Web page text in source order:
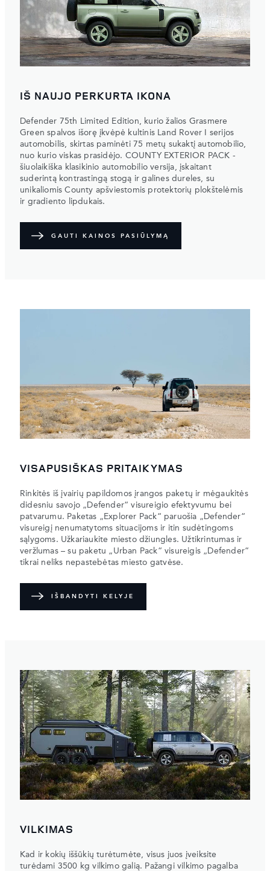
IŠ NAUJO PERKURTA IKONA
Defender 75th Limited Edition, kurio žalios Grasmere
Green spalvos išorę įkvėpė kultinis Land Rover I serijos
automobilis, skirtas paminėti 75 metų sukaktį automobilio,
nuo kurio viskas prasidėjo. COUNTY EXTERIOR PACK -
šiuolaikiška klasikinio automobilio versija, įskaitant
suderintą kontrastingą stogą ir galines dureles, su
unikaliomis County apšviestomis protektorių plokštelėmis
ir gradiento lipdukais.
GAUTI KAINOS PASIŪLYMĄ
VISAPUSIŠKAS PRITAIKYMAS
Rinkitės iš įvairių papildomos įrangos paketų ir mėgaukitės
didesniu savojo „Defender“ visureigio efektyvumu bei
patvarumu. Paketas „Explorer Pack“ paruošia „Defender“
visureigį nenumatytoms situacijoms ir itin sudėtingoms
sąlygoms. Užkariaukite miesto džiungles. Užtikrintumas ir
veržlumas – su paketu „Urban Pack“ visureigis „Defender“
tikrai neliks nepastebėtas miesto gatvėse.
IŠBANDYTI KELYJE
VILKIMAS
Kad ir kokių iššūkių turėtumėte, visus juos įveiksite
turėdami 3500 kg vilkimo galią. Pažangi vilkimo pagalba